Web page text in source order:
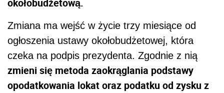
okołobudżetową.
Zmiana ma wejść w życie trzy miesiące od
ogłoszenia ustawy okołobudżetowej, która
czeka na podpis prezydenta. Zgodnie z nią
zmieni się metoda zaokrąglania podstawy
opodatkowania lokat oraz podatku od zysku z